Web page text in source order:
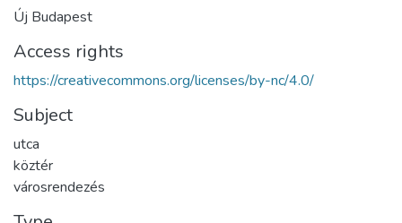
Új Budapest
Access rights
https://creativecommons.org/licenses/by-nc/4.0/
Subject
utca
köztér
városrendezés